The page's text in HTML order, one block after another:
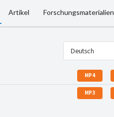
Artikel Forschungsmaterialien
Deutsch
MP4
MP3